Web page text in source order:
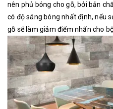
nên phủ bóng cho gỗ, bởi bản
có độ sáng bóng nhất định, nếu
gỗ sẽ làm giảm điểm nhấn cho